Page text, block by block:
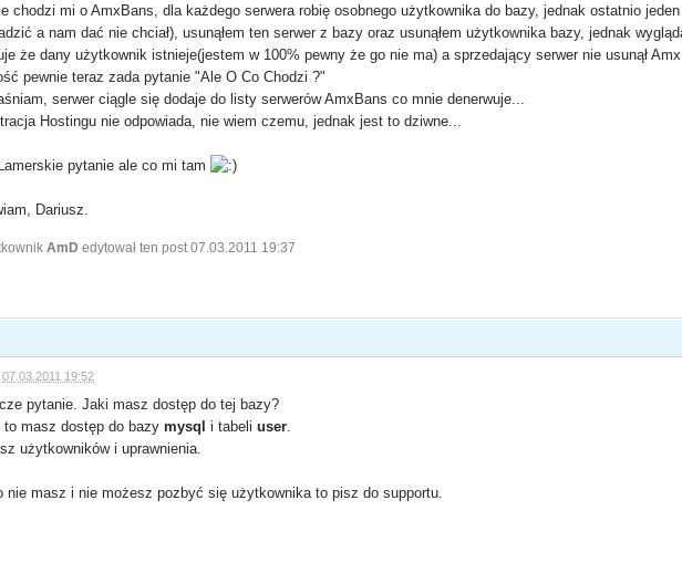
chodzi mi o AmxBans, dla każdego serwera robię osobnego użytkownika do bazy, jednak ostatnio
a nam dać nie chciał), usunąłem ten serwer z bazy oraz usunąłem użytkownika bazy, jednak
że dany użytkownik istnieje(jestem w 100% pewny że go nie ma) a sprzedający serwer nie usunął
pewnie teraz zada pytanie "Ale O Co Chodzi ?"
serwer ciągle się dodaje do listy serwerów AmxBans co mnie denerwuje...
Hostingu nie odpowiada, nie wiem czemu, jednak jest to dziwne...
pytanie ale co mi tam
Dariusz.
AmD edytował ten post 07.03.2011 19:37
07.03.2011 19:52
pytanie. Jaki masz dostęp do tej bazy?
to masz dostęp do bazymysql i tabeliuser.
użytkowników i uprawnienia.
nie masz i nie możesz pozbyć się użytkownika to pisz do supportu.